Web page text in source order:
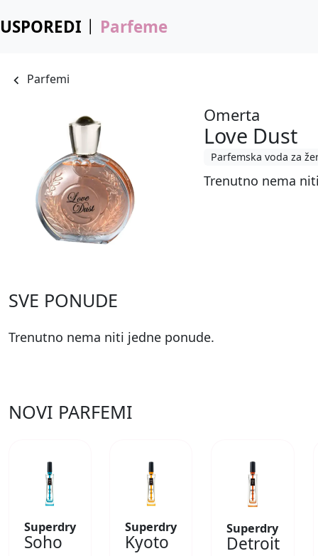
USPOREDI Parfeme
Parfemi
Omerta
Love Dust
Parfemska voda za
Trenutno nema
SVE PONUDE
Trenutno nema niti jedne ponude.
NOVI PARFEMI
Superdry
Soho
Superdry
Kyoto
Superdry
Detroit